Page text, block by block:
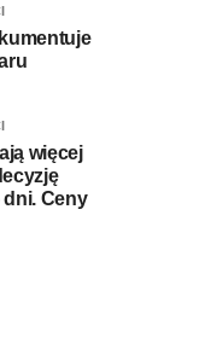
więcej
dni. Ceny